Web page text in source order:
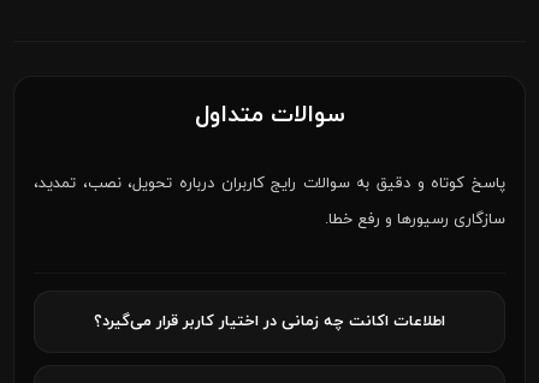
سوالات متداول
پاسخ کوتاه و دقیق به سوالات رایج کاربران درباره تحویل، نصب، تمدید،
سازگاری رسیورها و رفع خطا.
اطلاعات اکانت چه زمانی در اختیار کاربر قرار می‌گیرد؟